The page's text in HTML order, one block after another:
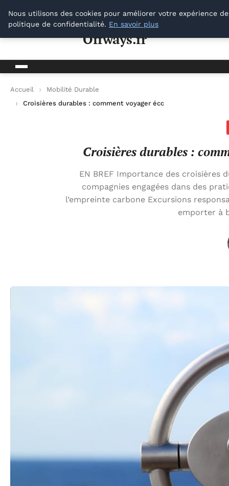
Offways.fr
Offways.fr
Accueil
Mobilité Durable
Croisières durables : comment voyager écologiquement sur
Croisières durables :
EN BREF Importance des croisières
compagnies engagées dans des
l’empreinte carbone Excursions
emporter à
Nous utilisons des cookies pour améliorer votre expérience
politique de confidentialité. En savoir plus